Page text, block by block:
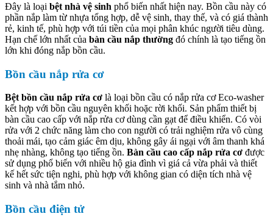
Đây là loại bệt nhà vệ sinh phổ biến nhất hiện nay. Bồn cầu này có
phần nắp làm từ nhựa tổng hợp, dễ vệ sinh, thay thế, và có giá thành
rẻ, kinh tế, phù hợp với túi tiền của mọi phân khúc người tiêu dùng.
Hạn chế lớn nhất của bàn cầu nắp thường đó chính là tạo tiếng ồn
lớn khi đóng nắp bồn cầu.
Bồn cầu nắp rửa cơ
Bệt bồn cầu nắp rửa cơ là loại bồn cầu có nắp rửa cơ Eco-washer
kết hợp với bồn cầu nguyên khối hoặc rời khối. Sản phẩm thiết bị
bàn cầu cao cấp với nắp rửa cơ dùng cần gạt để điều khiển. Có vòi
rửa với 2 chức năng làm cho con người có trải nghiệm rửa vô cùng
thoải mái, tạo cảm giác êm dịu, không gây ái ngại với âm thanh khá
nhẹ nhàng, không tạo tiếng ồn. Bàn cầu cao cấp nắp rửa cơ được
sử dụng phổ biến với nhiều hộ gia đình vì giá cả vừa phải và thiết
kế hết sức tiện nghi, phù hợp với không gian có diện tích nhà vệ
sinh và nhà tắm nhỏ.
Bồn cầu điện tử